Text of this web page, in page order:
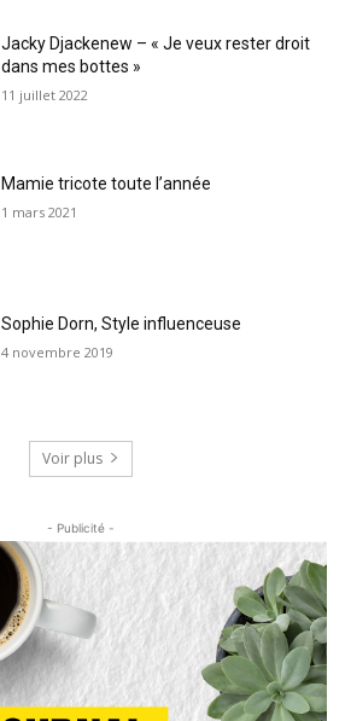
Jacky Djackenew – « Je veux rester droit
dans mes bottes »
11 juillet 2022
Mamie tricote toute l’année
1 mars 2021
Sophie Dorn, Style influenceuse
4 novembre 2019
Voir plus
- Publicité -